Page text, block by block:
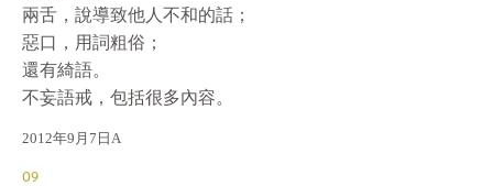
兩舌，說導致他人不和的話；
惡口，用詞粗俗；
還有綺語。
不妄語戒，包括很多內容。
2012年9月7日A
09